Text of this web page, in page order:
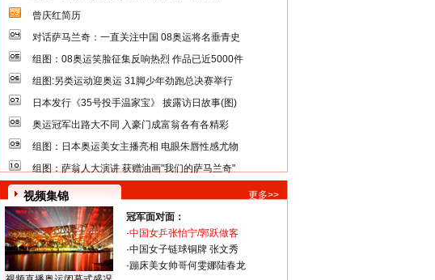
曾庆红简历
对话萨马兰奇：一直关注中国 08奥运将名垂青史
组图：08奥运笑脸征集反响热烈 作品已近5000件
组图:另类运动迎奥运 31脚少年劲跑总决赛举行
日本发行《35号投手温家宝》 披露访日故事(图)
奥运冠军出路大不同 入豪门成富翁各有各精彩
组图：日本奥运美女主播亮相 电眼朱唇性感尤物
组图：萨翁人大演讲 获赠油画"我们的萨马兰奇"
视频集锦 更多>>
冠军面对面：
·中国女乒张怡宁/郭跃做客
·中国女子链球铜牌 张文秀
·蹦床美女帅哥何雯娜陆春龙